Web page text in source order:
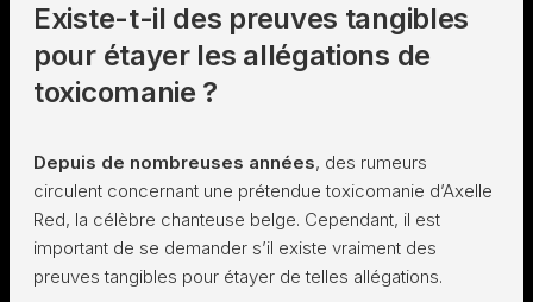
Existe-t-il des preuves tangibles
pour étayer les allégations de
toxicomanie ?
Depuis de nombreuses années, des rumeurs
circulent concernant une prétendue toxicomanie d’Axelle
Red, la célèbre chanteuse belge. Cependant, il est
important de se demander s’il existe vraiment des
preuves tangibles pour étayer de telles allégations.